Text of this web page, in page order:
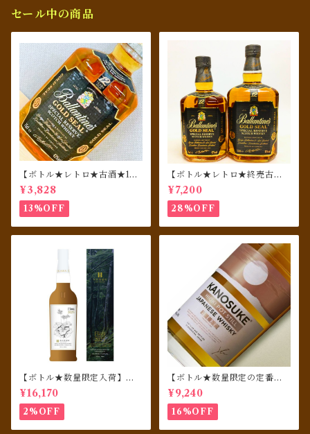
セール中の商品
【ボトル★レトロ★古酒★198
0年代リリース★免税店終売
品】 Ballantine's バランタ
イン ゴールドシール 12年 750
ml
¥3,828
13%OFF
【ボトル★レトロ★終売古酒
セット★1980年代リリース★
免税店終売品】 Ballantine's
バランタイン ゴールドシー
ル 12年 750ml & 1000ml
¥7,200
28%OFF
【ボトル★数量限定入荷】井
川蒸溜所 シングルモルト デッ
サンシリーズ フローラ2025
¥16,170
2%OFF
【ボトル★数量限定の定番商
品】嘉之助 HIOKI POT STI
LL 700ml
¥9,240
16%OFF